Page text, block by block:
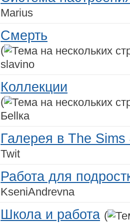
Marius
Смерть
(
slavino
Коллекции
(
Беllка
Галерея в The Sims
Twit
Работа для
KseniAndrevna
Школа и работа (